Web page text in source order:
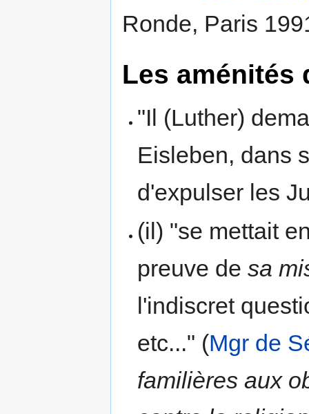
Ronde, Paris
Les aménités
"Il (Luther)
Eisleben, dans
d'expulser les
(il) "se mettait
preuve desa
l'indiscret
etc..." (Mgr de
familières aux